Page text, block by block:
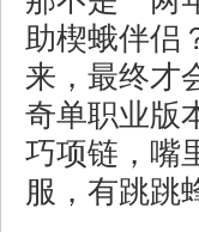
助楔蛾伴侣
来，最终才
奇单职业版
巧项链，嘴
服，有跳跳